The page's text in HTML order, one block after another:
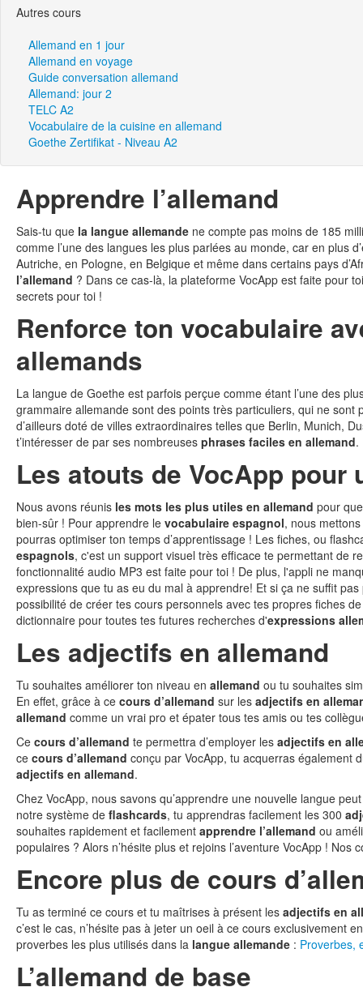
Autres cours
Allemand en 1 jour
Allemand en voyage
Guide conversation allemand
Allemand: jour 2
TELC A2
Vocabulaire de la cuisine en allemand
Goethe Zertifikat - Niveau A2
Apprendre l’allemand
Sais-tu que la langue allemande ne compte pas moins de 185
comme l’une des langues les plus parlées au monde, car en plus
Autriche, en Pologne, en Belgique et même dans certains pays
l’allemand ? Dans ce cas-là, la plateforme VocApp est faite pour
secrets pour toi !
Renforce ton vocabulaire
allemands
La langue de Goethe est parfois perçue comme étant l’une des
grammaire allemande sont des points très particuliers, qui ne sont
d’ailleurs doté de villes extraordinaires telles que Berlin, Munich,
t’intéresser de par ses nombreuses phrases faciles en allemand
Les atouts de VocApp pour
Nous avons réunis les mots les plus utiles en allemand pour
bien-sûr ! Pour apprendre le vocabulaire espagnol, nous
pourras optimiser ton temps d’apprentissage ! Les fiches, ou
espagnols, c'est un support visuel très efficace te permettant de
fonctionnalité audio MP3 est faite pour toi ! De plus, l'appli ne
expressions que tu as eu du mal à apprendre! Et si ça ne suffit
possibilité de créer tes cours personnels avec tes propres fiches
dictionnaire pour toutes tes futures recherches d'expressions
Les adjectifs en allemand
Tu souhaites améliorer ton niveau en allemand ou tu souhaites
En effet, grâce à ce cours d’allemand sur les adjectifs en
allemand comme un vrai pro et épater tous tes amis ou tes
Ce cours d’allemand te permettra d’employer les adjectifs en
ce cours d’allemand conçu par VocApp, tu acquerras également
adjectifs en allemand.
Chez VocApp, nous savons qu’apprendre une nouvelle langue
notre système de flashcards, tu apprendras facilement les 300
souhaites rapidement et facilement apprendre l’allemand ou
populaires ? Alors n’hésite plus et rejoins l’aventure VocApp ! Nos
Encore plus de cours
Tu as terminé ce cours et tu maîtrises à présent les adjectifs en
c’est le cas, n’hésite pas à jeter un oeil à ce cours exclusivement
proverbes les plus utilisés dans la langue allemande : Proverbes,
L’allemand de base